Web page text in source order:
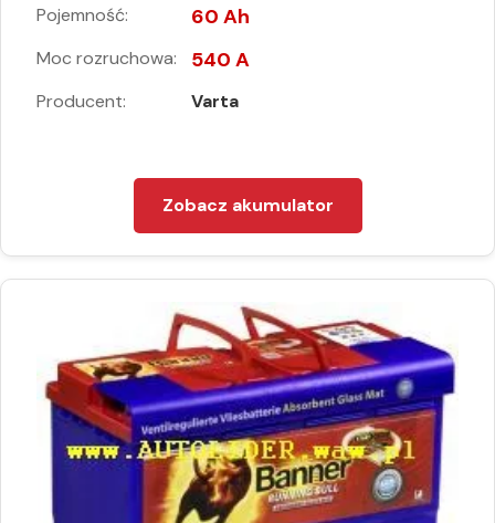
Pojemność: 60 Ah
Moc rozruchowa: 540 A
Producent: Varta
Zobacz akumulator